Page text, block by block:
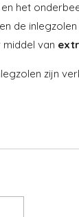
het
de
van
zijn